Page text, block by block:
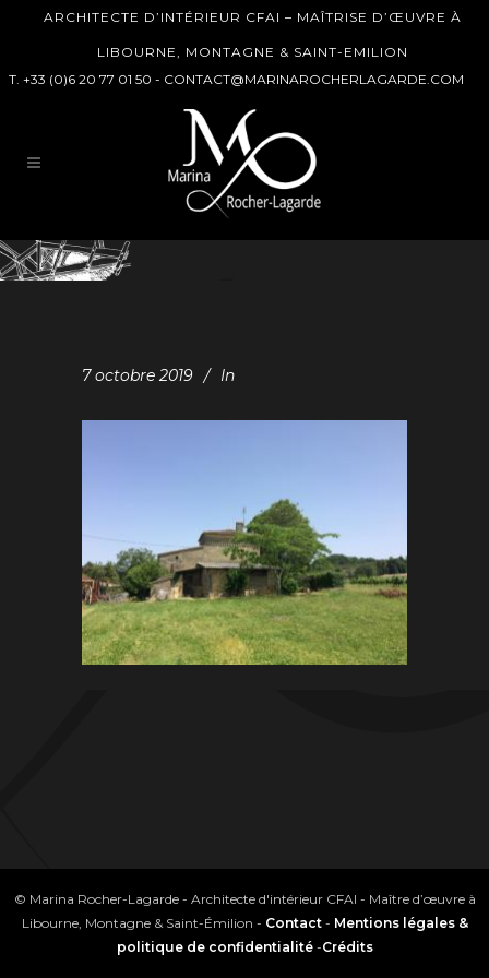
ARCHITECTE D’INTÉRIEUR CFAI – MAÎTRISE D’ŒUVRE À
LIBOURNE, MONTAGNE & SAINT-EMILION
T. +33 (0)6 20 77 01 50 - CONTACT@MARINAROCHERLAGARDE.COM
7 octobre 2019 In
© Marina Rocher-Lagarde - Architecte d'intérieur CFAI - Maître d’œuvre à
Libourne, Montagne & Saint-Émilion - Contact- Mentions légales &
politique de confidentialité-Crédits